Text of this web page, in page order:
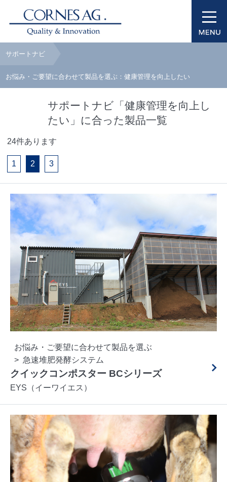
サポートナビ
お悩み・ご要望に合わせて製品を選ぶ：健康管理を向上したい
サポートナビ「健康管理を向上し
たい」に合った製品一覧
24件あります
1 2 3
お悩み・ご要望に合わせて製品を選ぶ
急速堆肥発酵システム
クイックコンポスター BCシリーズ
EYS（イーワイエス）